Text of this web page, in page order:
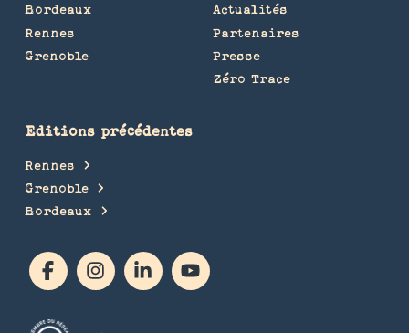
Bordeaux
Rennes
Grenoble
Actualités
Partenaires
Presse
Zéro Trace
Editions précédentes
Rennes
Grenoble
Bordeaux